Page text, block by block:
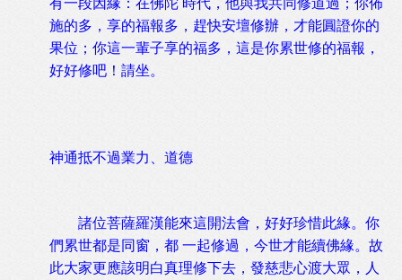
有一段因緣：在佛陀 時代，他與我共同修道過；你佈
施的多，享的福報多，趕快安壇修辦，才能圓證你的
果位；你這一輩子享的福多，這是你累世修的福報，
好好修吧！請坐。
神通抵不過業力、道德
諸位菩薩羅漢能來這開法會，好好珍惜此緣。你
們累世都是同窗，都 一起修過，今世才能續佛緣。故
此大家更應該明白真理修下去，發慈悲心渡大眾，人